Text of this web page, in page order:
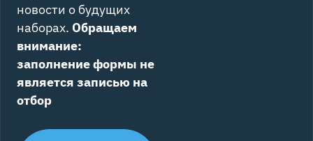
новости о будущих
наборах. Обращаем
внимание:
заполнение формы не
является записью на
отбор